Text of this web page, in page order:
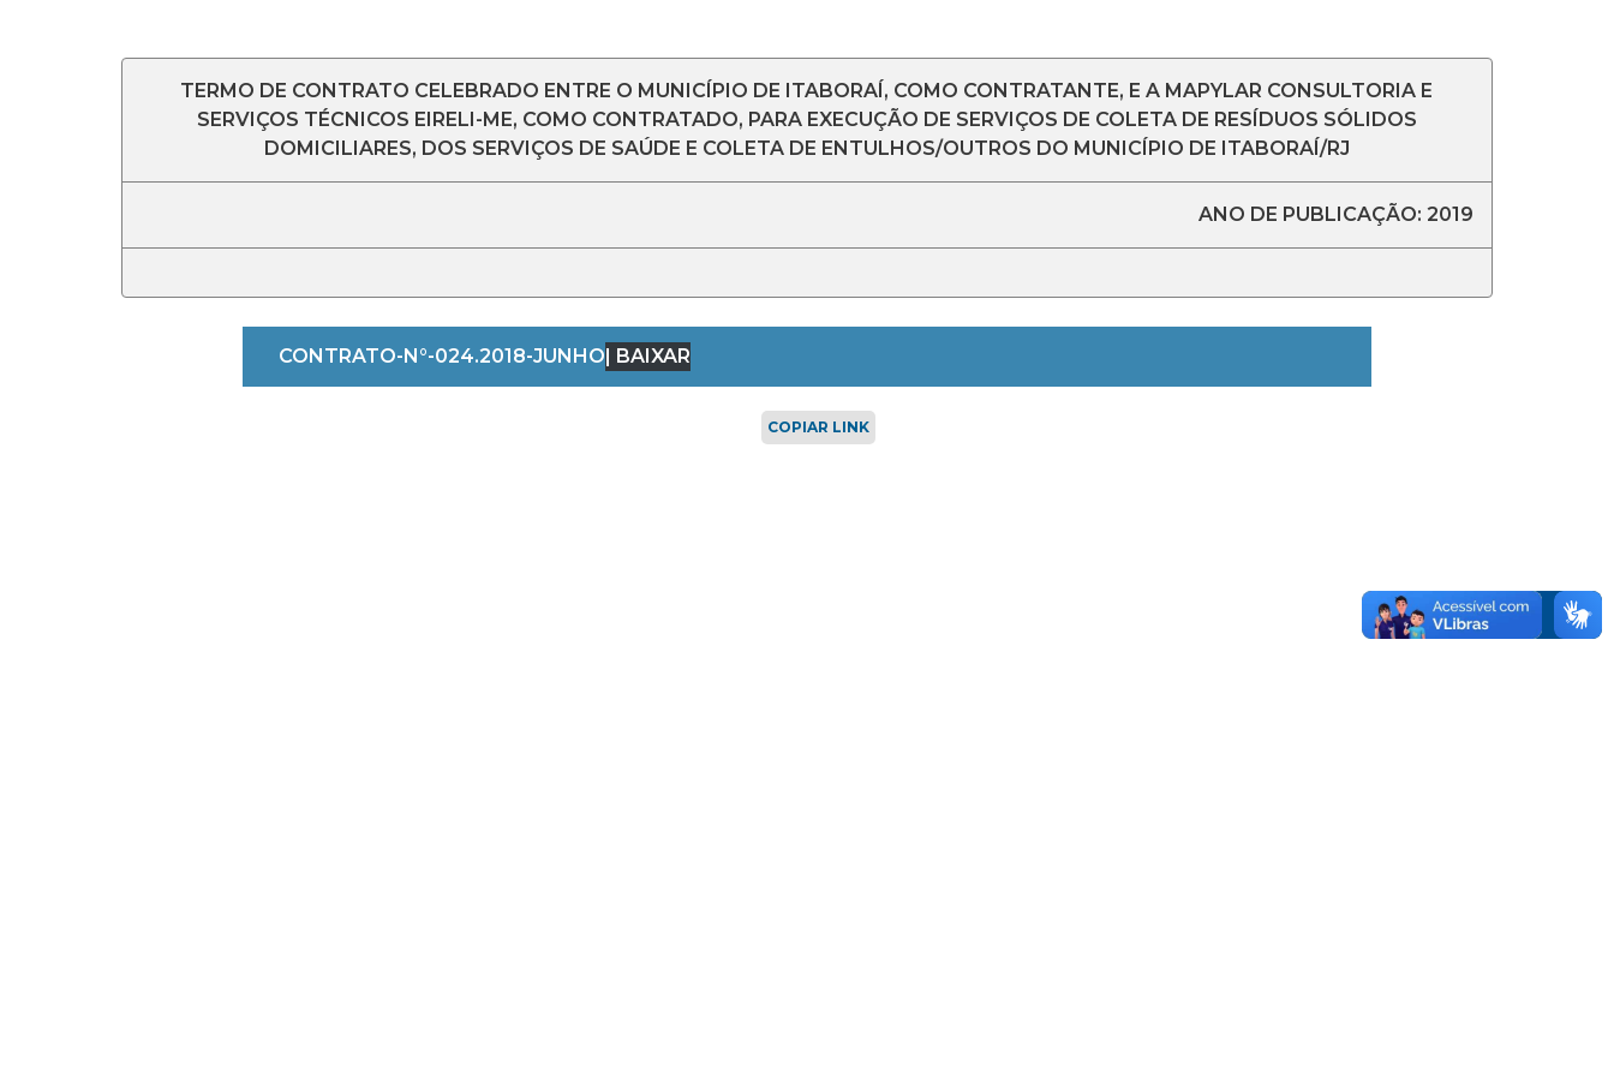
TERMO DE CONTRATO CELEBRADO ENTRE O MUNICÍPIO DE ITABORAÍ, COMO CONTRATANTE, E A MAPYLAR CONSULTORIA E
SERVIÇOS TÉCNICOS EIRELI-ME, COMO CONTRATADO, PARA EXECUÇÃO DE SERVIÇOS DE COLETA DE RESÍDUOS SÓLIDOS
DOMICILIARES, DOS SERVIÇOS DE SAÚDE E COLETA DE ENTULHOS/OUTROS DO MUNICÍPIO DE ITABORAÍ/RJ
ANO DE PUBLICAÇÃO: 2019
CONTRATO-N°-024.2018-JUNHO| BAIXAR
COPIAR LINK